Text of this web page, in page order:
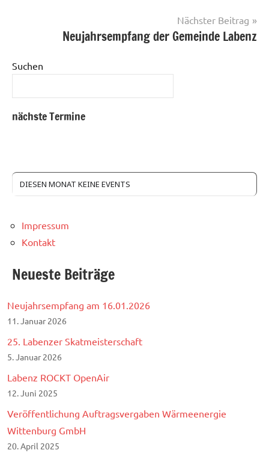
Nächster Beitrag
Neujahrsempfang der Gemeinde Labenz
Suchen
nächste Termine
DIESEN MONAT KEINE EVENTS
Impressum
Kontakt
Neueste Beiträge
Neujahrsempfang am 16.01.2026
11. Januar 2026
25. Labenzer Skatmeisterschaft
5. Januar 2026
Labenz ROCKT OpenAir
12. Juni 2025
Veröffentlichung Auftragsvergaben Wärmeenergie
Wittenburg GmbH
20. April 2025